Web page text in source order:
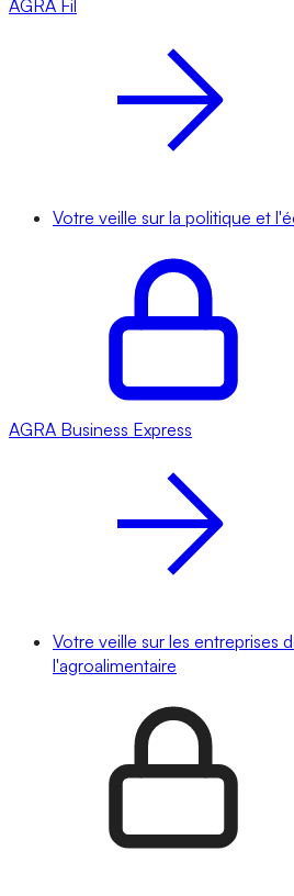
AGRA Fil
Votre veille sur la politique et
AGRA Business Express
Votre veille sur les entreprises
l'agroalimentaire